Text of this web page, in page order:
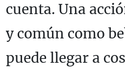
cuenta. Una
y común como
puede llegar a